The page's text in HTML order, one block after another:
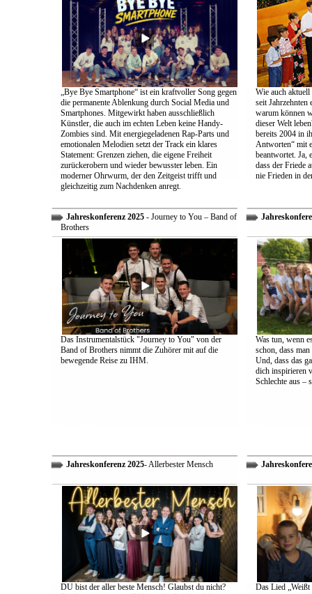
„Bye Bye Smartphone“ ist ein kraftvoller Song gegen
die permanente Ablenkung durch Social Media und
Smartphones. Mitgewirkt haben ausschließlich
Künstler, die auch im echten Leben keine Handy-
Zombies sind. Mit energiegeladenen Rap-Parts und
emotionalen Melodien setzt der Track ein klares
Statement: Grenzen ziehen, die eigene Freiheit
zurückerobern und wieder bewusster leben. Ein
moderner Ohrwurm, der den Zeitgeist trifft und
gleichzeitig zum Nachdenken anregt.
Wie auch
seit Jahrzehnten
warum können
dieser Welt
bereits 2004 in
Antworten“ mit
beantwortet. Ja,
dass der Friede
nie Frieden in
Jahreskonferenz 2025- Journey to You – Band of
Brothers
Das Instrumentalstück "Journey to You" von der
Band of Brothers nimmt die Zuhörer mit auf die
bewegende Reise zu IHM.
Was tun, wenn
schon, dass
Und, dass das
dich inspirieren
Schlechte aus –
Jahreskonferenz 2025- Allerbester Mensch
DU bist der aller beste Mensch! Glaubst du nicht?
Das Lied